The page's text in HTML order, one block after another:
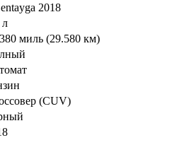
2018
л
миль (29.580 км)
(CUV)